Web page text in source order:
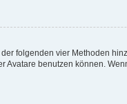
folgenden vier Methoden
benutzen können.